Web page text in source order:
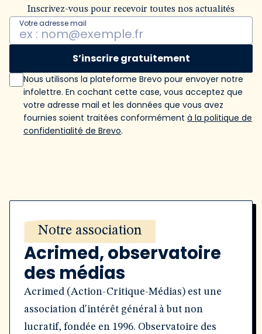
Inscrivez-vous pour recevoir toutes nos actualités
Votre adresse mail
S’inscrire gratuitement
Nous utilisons la plateforme Brevo pour envoyer notre
infolettre. En cochant cette case, vous acceptez que
votre adresse mail et les données que vous avez
fournies soient traitées conformément à la politique de
confidentialité de Brevo.
Notre association
Acrimed, observatoire
des médias
Acrimed (Action-Critique-Médias) est une
association d'intérêt général à but non
lucratif, fondée en 1996. Observatoire des